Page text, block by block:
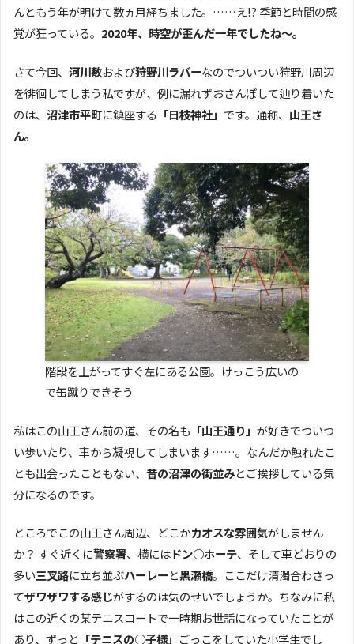
んともう年が明けて数ヵ月経ちました。……え!? 季節と時間の感
覚が狂っている。 2020年、時空が歪んだ一年でしたね～。
さて今回、 河川敷および狩野川ラバーなのでついつい狩野川周辺
を徘徊してしまう私ですが、例に漏れずおさんぽして辿り着いた
のは、 沼津市平町に鎮座する 「日枝神社」 です。通称、 山王さ
ん。
階段を上がってすぐ左にある公園。けっこう広いの
で缶蹴りできそう
私はこの山王さん前の道、その名も 「山王通り」 が好きでついつ
い歩いたり、車から凝視してしまいます……。なんだか触れたこ
とも出会ったこともない、 昔の沼津の街並みとご挨拶している気
分になるのです。
ところでこの山王さん周辺、どこかカオスな雰囲気がしません
か？ すぐ近くに警察署、横にはドン○ホーテ、そして車どおりの
多い三叉路に立ち並ぶハーレーと黒瀬橋。ここだけ清濁合わさっ
てザワザワする感じがするのは気のせいでしょうか。ちなみに私
はこの近くの某テニスコートで一時期お世話になっていたことが
あり、ずっと 「テニスの○子様」 ごっこをしていた小学生でし